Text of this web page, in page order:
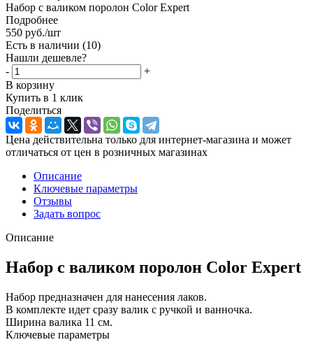
Набор с валиком поролон Color Expert
Подробнее
550 руб./шт
Есть в наличии (10)
Нашли дешевле?
-
+
В корзину
Купить в 1 клик
Поделиться
Цена действительна только для интернет-магазина и может
отличаться от цен в розничных магазинах
Описание
Ключевые параметры
Отзывы
Задать вопрос
Описание
Набор с валиком поролон Color Expert
Набор предназначен для нанесения лаков.
В комплекте идет сразу валик с ручкой и ванночка.
Ширина валика 11 см.
Ключевые параметры